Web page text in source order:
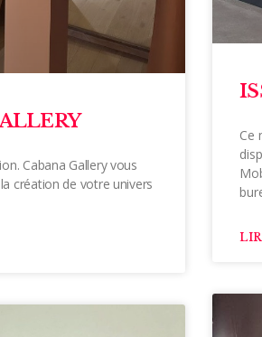
Cabana Gallery vous
création de votre univers
Ce